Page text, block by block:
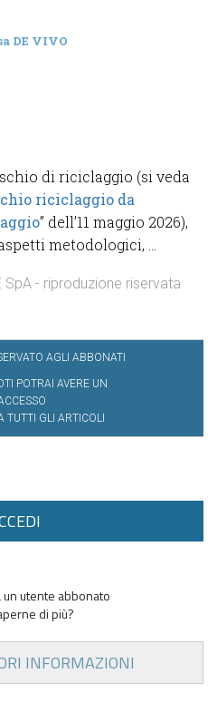
DE VIVO
di riciclaggio (si veda
riciclaggio da
” dell’11 maggio 2026),
metodologici, ...
- riproduzione riservata
AGLI ABBONATI
POTRAI AVERE UN
TUTTI GLI ARTICOLI
utente abbonato
di più?
INFORMAZIONI